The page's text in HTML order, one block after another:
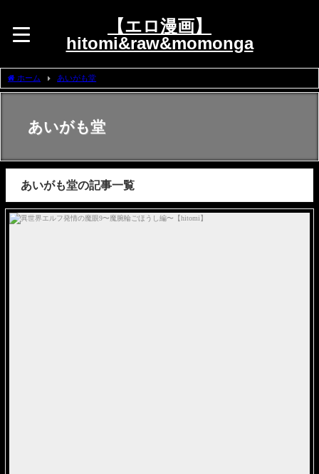
【エロ漫画】
hitomi&raw&momonga
ホーム あいがも堂
あいがも堂
あいがも堂の記事一覧